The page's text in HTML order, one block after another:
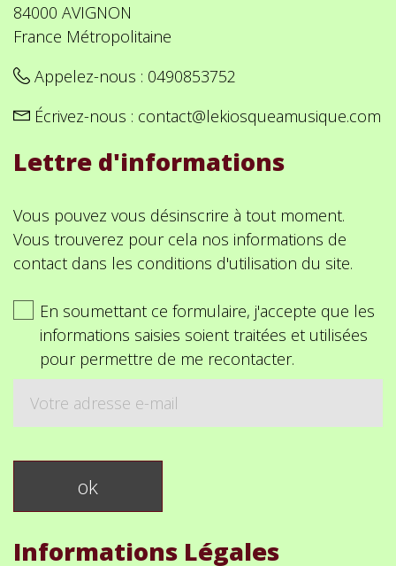
84000 AVIGNON
France Métropolitaine
Appelez-nous : 0490853752
Écrivez-nous : contact@lekiosqueamusique.com
Lettre d'informations
Vous pouvez vous désinscrire à tout moment.
Vous trouverez pour cela nos informations de
contact dans les conditions d'utilisation du site.
En soumettant ce formulaire, j'accepte que les
informations saisies soient traitées et utilisées
pour permettre de me recontacter.
Informations Légales